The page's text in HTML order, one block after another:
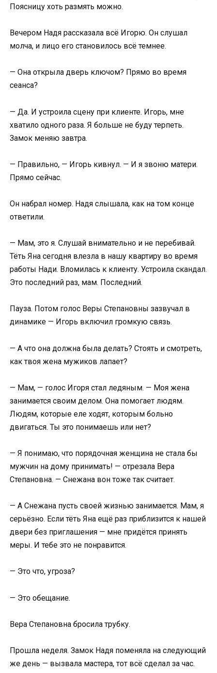
Поясницу хоть размять можно.
Вечером Надя рассказала всё Игорю. Он слушал
молча, и лицо его становилось всё темнее.
— Она открыла дверь ключом? Прямо во время
сеанса?
— Да. И устроила сцену при клиенте. Игорь, мне
хватило одного раза. Я больше не буду терпеть.
Замок меняю завтра.
— Правильно, — Игорь кивнул. — И я звоню матери.
Прямо сейчас.
Он набрал номер. Надя слышала, как на том конце
ответили.
— Мам, это я. Слушай внимательно и не перебивай.
Тёть Яна сегодня влезла в нашу квартиру во время
работы Нади. Вломилась к клиенту. Устроила скандал.
Это последний раз, мам. Последний.
Пауза. Потом голос Веры Степановны зазвучал в
динамике — Игорь включил громкую связь.
— А что она должна была делать? Стоять и смотреть,
как твоя жена мужиков лапает?
— Мам, — голос Игоря стал ледяным. — Моя жена
занимается своим делом. Она помогает людям.
Людям, которые еле ходят, которым больно
двигаться. Ты это понимаешь или нет?
— Я понимаю, что порядочная женщина не стала бы
мужчин на дому принимать! — отрезала Вера
Степановна. — Снежана вон тоже так считает.
— А Снежана пусть своей жизнью занимается. Мам, я
серьёзно. Если тёть Яна ещё раз приблизится к нашей
двери без приглашения — мне придётся принять
меры. И тебе это не понравится.
— Это что, угроза?
— Это обещание.
Вера Степановна бросила трубку.
Прошла неделя. Замок Надя поменяла на следующий
же день — вызвала мастера, тот всё сделал за час.